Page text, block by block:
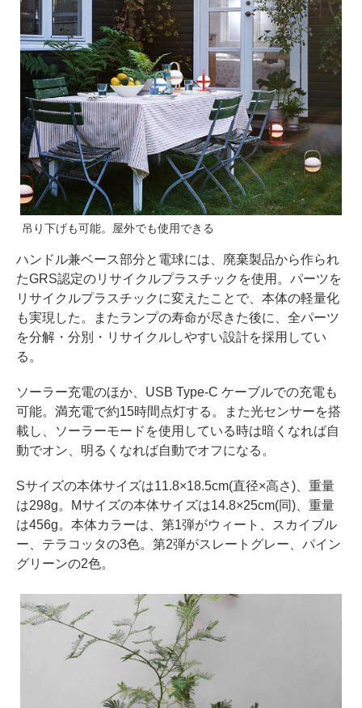
吊り下げも可能。屋外でも使用できる
ハンドル兼ベース部分と電球には、廃棄製品から作られ
たGRS認定のリサイクルプラスチックを使用。パーツを
リサイクルプラスチックに変えたことで、本体の軽量化
も実現した。またランプの寿命が尽きた後に、全パーツ
を分解・分別・リサイクルしやすい設計を採用してい
る。
ソーラー充電のほか、USB Type-C ケーブルでの充電も
可能。満充電で約15時間点灯する。また光センサーを搭
載し、ソーラーモードを使用している時は暗くなれば自
動でオン、明るくなれば自動でオフになる。
Sサイズの本体サイズは11.8×18.5cm(直径×高さ)、重量
は298g。Mサイズの本体サイズは14.8×25cm(同)、重量
は456g。本体カラーは、第1弾がウィート、スカイブル
ー、テラコッタの3色。第2弾がスレートグレー、パイン
グリーンの2色。